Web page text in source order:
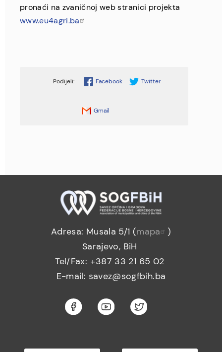
pronaći na zvaničnoj web stranici projekta
www.eu4agri.ba
Facebook Twitter
Gmail
Adresa: Musala 5/1 (mapa
)
Sarajevo, BiH
Tel/Fax: +387 33 21 65 02
E-mail: savez@sogfbih.ba